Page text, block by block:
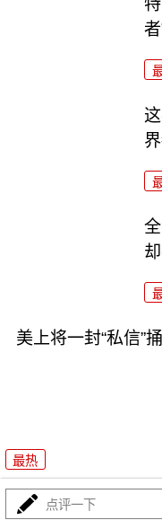
美上将一封“私信”
最热
点评一下